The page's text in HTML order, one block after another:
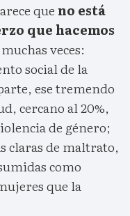
que no está
que hacemos
veces:
social de la
ese tremendo
cercano al 20%,
de género;
claras de maltrato,
como
que la